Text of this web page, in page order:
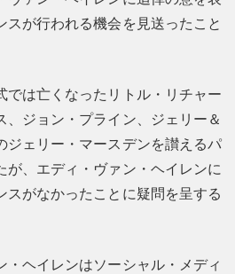
が行われる機会を見送ったこと
では亡くなったリトル・リチャー
、ジョン・プライン、ジェリー＆
ジェリー・マースデンを讃えるパ
が、エディ・ヴァン・ヘイレンに
スがなかったことに疑問を呈する
・ヘイレンはソーシャル・メディ